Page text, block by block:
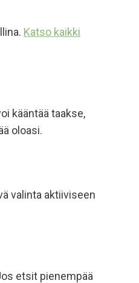
Katso kaikki
kääntää taakse,
oloasi.
valinta aktiiviseen
etsit pienempää